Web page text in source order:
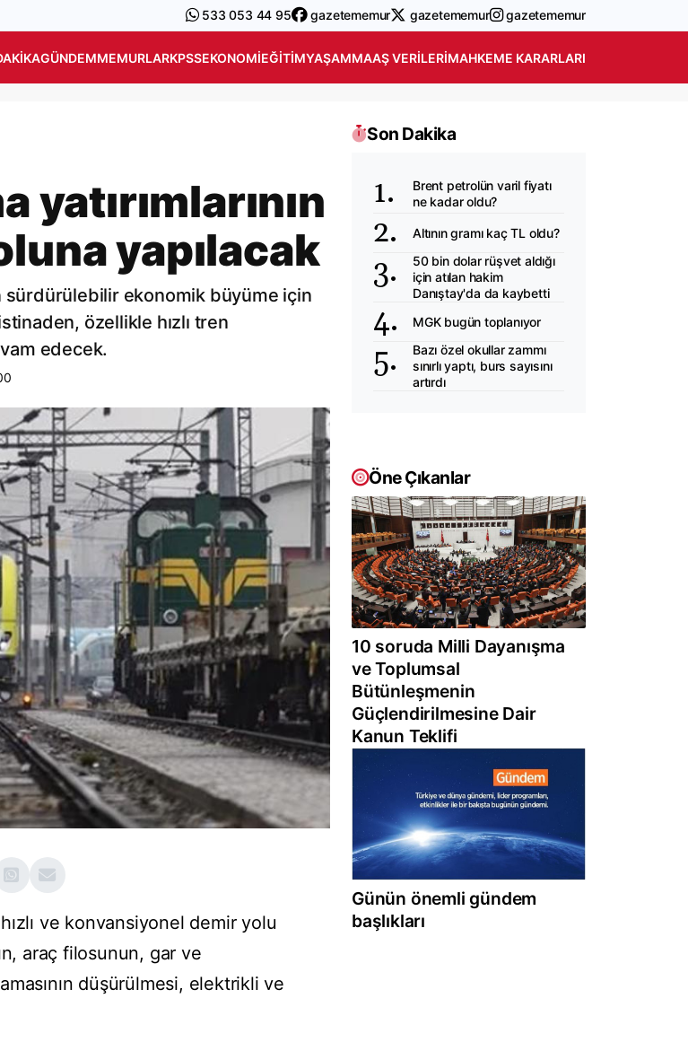
533 053 44 95 gazetememur gazetememur gazetememur
GÜNDEMMEMURLARKPSSEKONOMIEĞITIMYAŞAMMAAŞ VERILERIMAHKEME KARARLARI
yatırımlarının
yapılacak
sürdürülebilir ekonomik büyüme için
özellikle hızlı tren
edecek.
ve konvansiyonel demir yolu
araç filosunun, gar ve
düşürülmesi, elektrikli ve
Son Dakika
Brent petrolün varil fiyatı
ne kadar oldu?
Altının gramı kaç TL oldu?
50 bin dolar rüşvet aldığı
için atılan hakim
Danıştay'da da kaybetti
MGK bugün toplanıyor
Bazı özel okullar zammı
sınırlı yaptı, burs sayısını
artırdı
Öne Çıkanlar
10 soruda Milli Dayanışma
ve Toplumsal
Bütünleşmenin
Güçlendirilmesine Dair
Kanun Teklifi
Günün önemli gündem
başlıkları